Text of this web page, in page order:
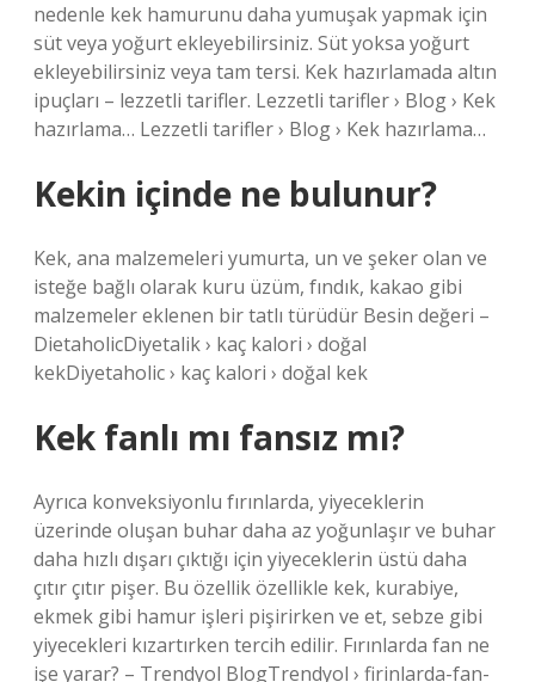
nedenle kek hamurunu daha yumuşak yapmak için
süt veya yoğurt ekleyebilirsiniz. Süt yoksa yoğurt
ekleyebilirsiniz veya tam tersi. Kek hazırlamada altın
ipuçları – lezzetli tarifler. Lezzetli tarifler › Blog › Kek
hazırlama… Lezzetli tarifler › Blog › Kek hazırlama…
Kekin içinde ne bulunur?
Kek, ana malzemeleri yumurta, un ve şeker olan ve
isteğe bağlı olarak kuru üzüm, fındık, kakao gibi
malzemeler eklenen bir tatlı türüdür Besin değeri –
DietaholicDiyetalik › kaç kalori › doğal
kekDiyetaholic › kaç kalori › doğal kek
Kek fanlı mı fansız mı?
Ayrıca konveksiyonlu fırınlarda, yiyeceklerin
üzerinde oluşan buhar daha az yoğunlaşır ve buhar
daha hızlı dışarı çıktığı için yiyeceklerin üstü daha
çıtır çıtır pişer. Bu özellik özellikle kek, kurabiye,
ekmek gibi hamur işleri pişirirken ve et, sebze gibi
yiyecekleri kızartırken tercih edilir. Fırınlarda fan ne
işe yarar? – Trendyol BlogTrendyol › firinlarda-fan-